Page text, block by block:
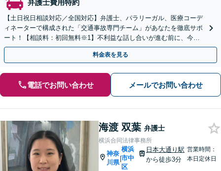
弁護士費用特約
【土日祝日相談対応／全国対応】弁護士、パラリーガル、医療コーデ
ィネーターで構成された「交通事故専門チーム」があなたを徹底サポ
ート！【相談料：初回無料※1】不利益な話し合いが進む前に、今す
ぐ相談！
料金表を見る
電話でお問い合わせ メールでお問い合わせ
海渡 双葉 弁護士
横浜合同法律事務所
神奈
川県
|
横浜
市中
区
日本大通り駅
から徒歩3分
営業時間：
本日定休日